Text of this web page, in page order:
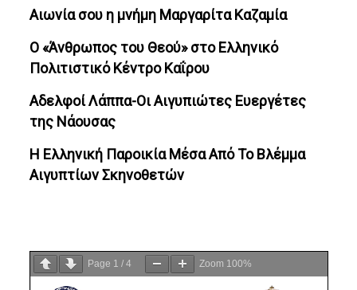
Αιωνία σου η μνήμη Μαργαρίτα Καζαμία
Ο «Άνθρωπος του Θεού» στο Ελληνικό
Πολιτιστικό Κέντρο Καΐρου
Αδελφοί Λάππα-Οι Αιγυπιώτες Ευεργέτες
της Νάουσας
Η Ελληνική Παροικία Μέσα Από Το Βλέμμα
Αιγυπτίων Σκηνοθετών
Page 1 /4 Zoom 100%